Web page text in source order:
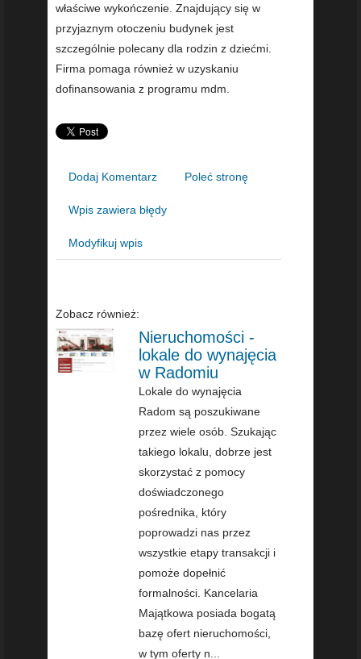
właściwe wykończenie. Znajdujący się w
przyjaznym otoczeniu budynek jest
szczególnie polecany dla rodzin z dziećmi.
Firma pomaga również w uzyskaniu
dofinansowania z programu mdm.
Dodaj Komentarz Poleć stronę
Wpis zawiera błędy
Modyfikuj wpis
Zobacz również:
Nieruchomości -
lokale do wynajęcia
w Radomiu
Lokale do wynajęcia
Radom są poszukiwane
przez wiele osób. Szukając
takiego lokalu, dobrze jest
skorzystać z pomocy
doświadczonego
pośrednika, który
poprowadzi nas przez
wszystkie etapy transakcji i
pomoże dopełnić
formalności. Kancelaria
Majątkowa posiada bogatą
bazę ofert nieruchomości,
w tym oferty n...